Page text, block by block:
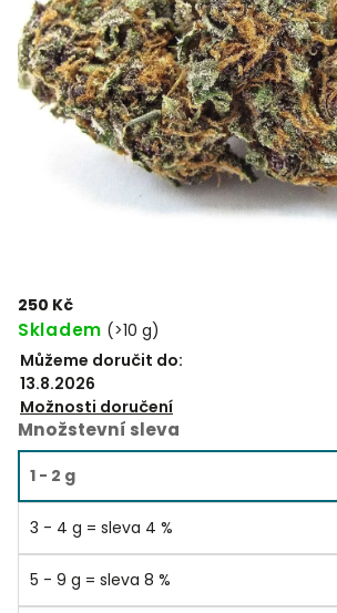
250 Kč
Skladem (>10 g)
Můžeme doručit do:
13.8.2026
Možnosti doručení
Množstevní sleva
1 - 2 g
3 - 4 g = sleva 4 %
5 - 9 g = sleva 8 %